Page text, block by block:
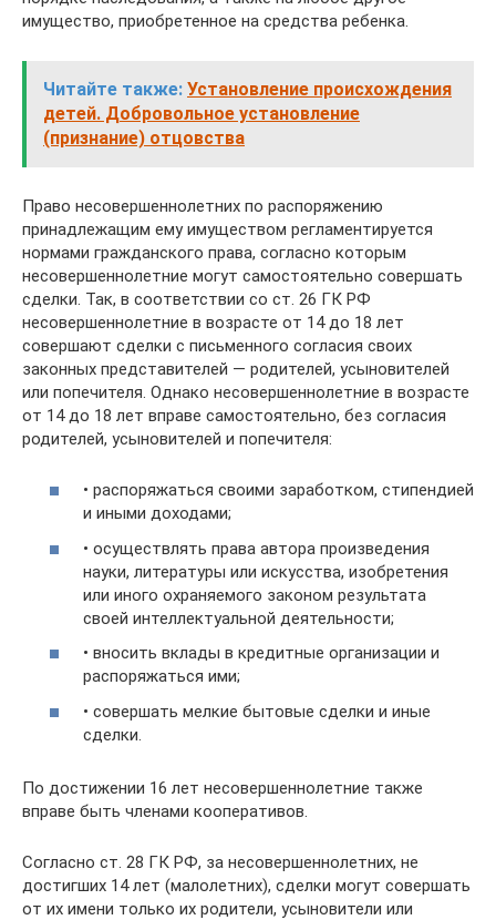
имущество, приобретенное на средства ребенка.
Читайте также: Установление происхождения
детей. Добровольное установление
(признание) отцовства
Право несовершеннолетних по распоряжению
принадлежащим ему имуществом регламентируется
нормами гражданского права, согласно которым
несовершеннолетние могут самостоятельно совершать
сделки. Так, в соответствии со ст. 26 ГК РФ
несовершеннолетние в возрасте от 14 до 18 лет
совершают сделки с письменного согласия своих
законных представителей — родителей, усыновителей
или попечителя. Однако несовершеннолетние в возрасте
от 14 до 18 лет вправе самостоятельно, без согласия
родителей, усыновителей и попечителя:
• распоряжаться своими заработком, стипендией
и иными доходами;
• осуществлять права автора произведения
науки, литературы или искусства, изобретения
или иного охраняемого законом результата
своей интеллектуальной деятельности;
• вносить вклады в кредитные организации и
распоряжаться ими;
• совершать мелкие бытовые сделки и иные
сделки.
По достижении 16 лет несовершеннолетние также
вправе быть членами кооперативов.
Согласно ст. 28 ГК РФ, за несовершеннолетних, не
достигших 14 лет (малолетних), сделки могут совершать
от их имени только их родители, усыновители или